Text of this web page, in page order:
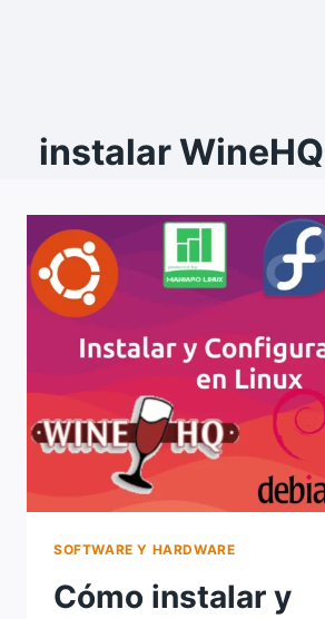
instalar
SOFTWARE Y HARDWARE
Cómo instalar y